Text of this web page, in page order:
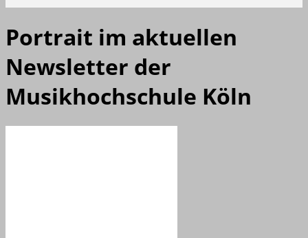
Portrait im aktuellen
Newsletter der
Musikhochschule Köln